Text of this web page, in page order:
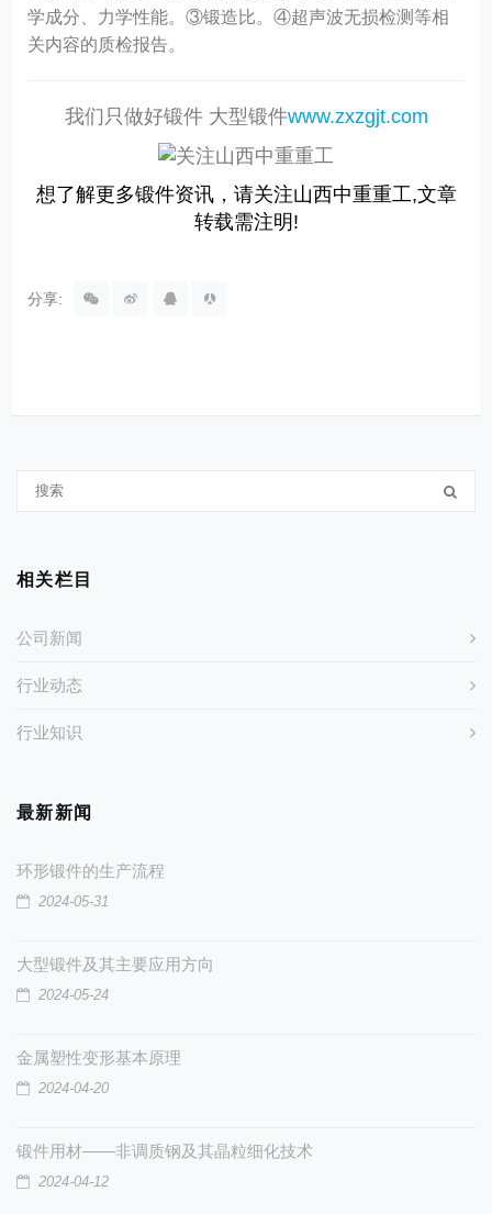
学成分、力学性能。③锻造比。④超声波无损检测等相
关内容的质检报告。
我们只做好锻件 大型锻件www.zxzgjt.com
想了解更多锻件资讯，请关注山西中重重工,文章
转载需注明!
分享:
相关栏目
公司新闻
行业动态
行业知识
最新新闻
环形锻件的生产流程
2024-05-31
大型锻件及其主要应用方向
2024-05-24
金属塑性变形基本原理
2024-04-20
锻件用材——非调质钢及其晶粒细化技术
2024-04-12